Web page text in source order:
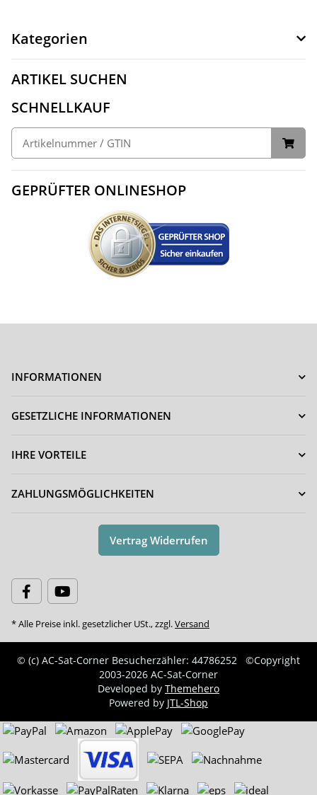
Kategorien
ARTIKEL SUCHEN
SCHNELLKAUF
GEPRÜFTER ONLINESHOP
INFORMATIONEN
GESETZLICHE INFORMATIONEN
IHRE VORTEILE
ZAHLUNGSMÖGLICHKEITEN
Vertrag Widerrufen
* Alle Preise inkl. gesetzlicher USt., zzgl.Versand
© (c) AC-Sat-Corner Besucherzähler: 44786252
©Copyright
2003-2026 AC-Sat-Corner
Developed by Themehero
Powered by JTL-Shop